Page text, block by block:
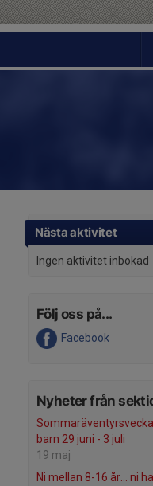
Nästa aktivitet
Ingen aktivitet inbokad
Följ oss på...
Facebook
Nyheter från
barn 29 juni - 3 juli
19 maj
Ni mellan 8-16 år... ni